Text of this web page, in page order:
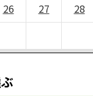
26 27 28